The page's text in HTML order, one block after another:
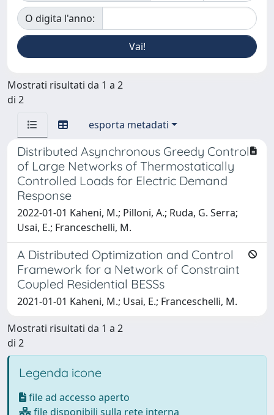
O digita l'anno:
Mostrati risultati da 1 a 2
di 2
esporta metadati
Distributed Asynchronous Greedy Control
of Large Networks of Thermostatically
Controlled Loads for Electric Demand
Response
2022-01-01 Kaheni, M.; Pilloni, A.; Ruda, G. Serra;
Usai, E.; Franceschelli, M.
A Distributed Optimization and Control
Framework for a Network of Constraint
Coupled Residential BESSs
2021-01-01 Kaheni, M.; Usai, E.; Franceschelli, M.
Mostrati risultati da 1 a 2
di 2
Legenda icone
file ad accesso aperto
file disponibili sulla rete interna